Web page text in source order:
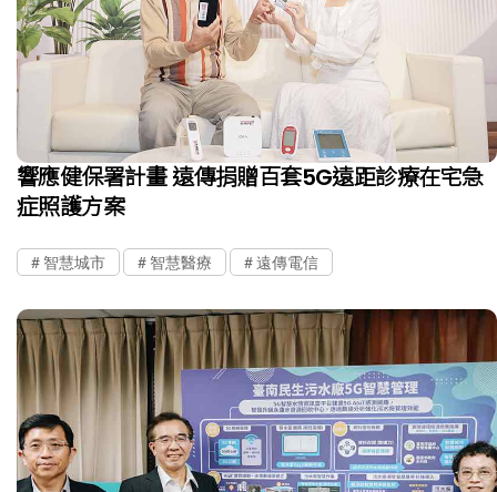
響應健保署計畫 遠傳捐贈百套5G遠距診療在宅急
症照護方案
智慧城市 智慧醫療 遠傳電信